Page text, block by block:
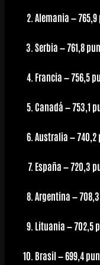
Alemania —
Serbia — 761,8
Francia — 756,5
Canadá — 753,1
Australia — 740,2
España — 720,3
Argentina —
Lituania — 702,5
Brasil— 699,4